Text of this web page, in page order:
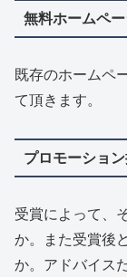
無料ホームペ
既存のホームペ
て頂きます。
プロモーショ
受賞によって、
か。また受賞後
か。アドバイス